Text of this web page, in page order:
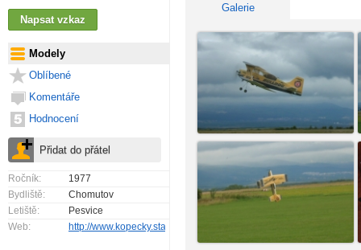
Modely
Oblíbené
Komentáře
Hodnocení
Ročník:
1977
Bydliště:
Chomutov
Letiště:
Pesvice
Web:
http://www.kopecky.stacima.cz
Galerie